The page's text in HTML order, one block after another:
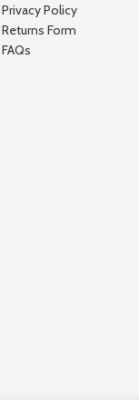
Privacy Policy
Returns Form
FAQs